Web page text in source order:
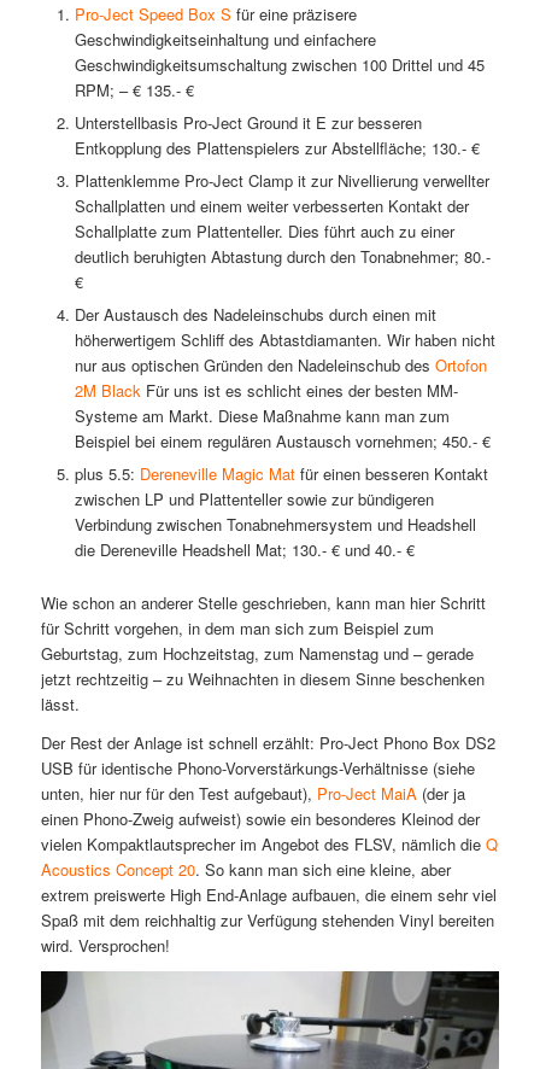
Pro-Ject Speed Box S für eine präzisere
Geschwindigkeitseinhaltung und einfachere
Geschwindigkeitsumschaltung zwischen 100 Drittel und 45
RPM; – € 135.- €
Unterstellbasis Pro-Ject Ground it E zur besseren
Entkopplung des Plattenspielers zur Abstellfläche; 130.- €
Plattenklemme Pro-Ject Clamp it zur Nivellierung verwellter
Schallplatten und einem weiter verbesserten Kontakt der
Schallplatte zum Plattenteller. Dies führt auch zu einer
deutlich beruhigten Abtastung durch den Tonabnehmer; 80.-
€
Der Austausch des Nadeleinschubs durch einen mit
höherwertigem Schliff des Abtastdiamanten. Wir haben nicht
nur aus optischen Gründen den Nadeleinschub des Ortofon
2M Black Für uns ist es schlicht eines der besten MM-
Systeme am Markt. Diese Maßnahme kann man zum
Beispiel bei einem regulären Austausch vornehmen; 450.- €
plus 5.5: Dereneville Magic Matfür einen besseren Kontakt
zwischen LP und Plattenteller sowie zur bündigeren
Verbindung zwischen Tonabnehmersystem und Headshell
die Dereneville Headshell Mat; 130.- € und 40.- €
Wie schon an anderer Stelle geschrieben, kann man hier Schritt
für Schritt vorgehen, in dem man sich zum Beispiel zum
Geburtstag, zum Hochzeitstag, zum Namenstag und – gerade
jetzt rechtzeitig – zu Weihnachten in diesem Sinne beschenken
lässt.
Der Rest der Anlage ist schnell erzählt: Pro-Ject Phono Box DS2
USB für identische Phono-Vorverstärkungs-Verhältnisse (siehe
unten, hier nur für den Test aufgebaut), Pro-Ject MaiA(der ja
einen Phono-Zweig aufweist) sowie ein besonderes Kleinod der
vielen Kompaktlautsprecher im Angebot des FLSV, nämlich die Q
Acoustics Concept 20. So kann man sich eine kleine, aber
extrem preiswerte High End-Anlage aufbauen, die einem sehr viel
Spaß mit dem reichhaltig zur Verfügung stehenden Vinyl bereiten
wird. Versprochen!